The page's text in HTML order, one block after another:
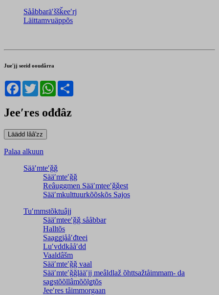
Sååbbaräʹššǩeeʹrj
Läittamvuäppõs
Jueʹjj seeid ooudårra
Facebook
TwitterWhatsApp
Jeeʹres ođđâz
Palaa alkuun
Sääʹmteʹǧǧ
Sääʹmteʹǧǧ
Reâuggmen Sääʹmteeʹǧǧest
Sääʹmkulttuurkõõskõs Sajos
Tuʹmmstõktuâjj
Sääʹmteeʹǧǧ sååbbar
Halltõs
Saaǥǥjååʹđteei
Luʹvddkååʹdd
Vaaldâšm
Sääʹmteʹǧǧ vaal
Sääʹmteʹǧǧlääʹjj meâldlaž õhttsažtåimmam- da
saǥstõõllâmõõlǥtõs
Jeeʹres tåimmorgaan